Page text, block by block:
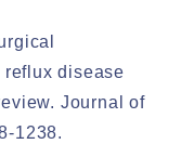
reflux disease
Journal of
1238.